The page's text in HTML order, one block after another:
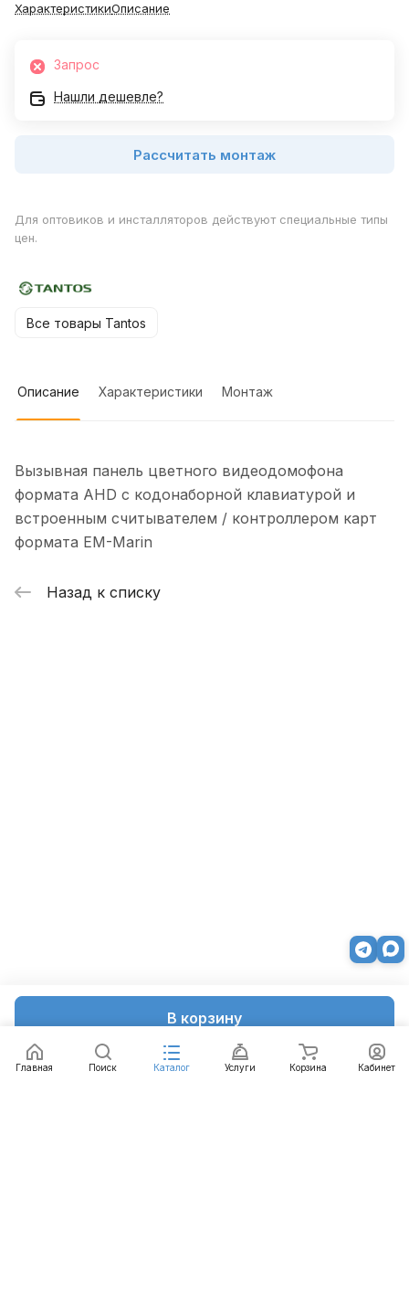
В корзину
ХарактеристикиОписание
Запрос
Нашли дешевле?
Рассчитать монтаж
Для оптовиков и инсталляторов действуют специальные типы
цен.
Все товары Tantos
Описание Характеристики Монтаж
Вызывная панель цветного видеодомофона
формата AHD с кодонаборной клавиатурой и
встроенным считывателем / контроллером карт
формата EM-Marin
Назад к списку
Главная Поиск Каталог Услуги Корзина Кабинет